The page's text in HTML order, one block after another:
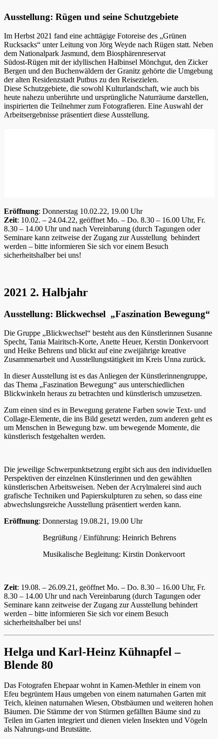
Ausstellung: Rügen und seine Schutzgebiete
Im Herbst 2021 fand eine achttägige Fotoreise des „Grünen
Rucksacks“ unter Leitung von Jörg Weyde nach Rügen statt. Neben
dem Nationalpark Jasmund, dem Biosphärenreservat
Südost-Rügen mit der idyllischen Halbinsel Mönchgut, den Zicker
Bergen und den Buchenwäldern der Granitz gehörte die Umgebung
der alten Residenzstadt Putbus zu den Reisezielen.
Diese Schutzgebiete, die sowohl Kulturlandschaft, wie auch bis
heute nahezu unberührte und ursprüngliche Naturräume darstellen,
inspirierten die Teilnehmer zum Fotografieren. Eine Auswahl der
Arbeitsergebnisse präsentiert diese Ausstellung.
Eröffnung: Donnerstag 10.02.22, 19.00 Uhr
Zeit: 10.02. – 24.04.22, geöffnet Mo. – Do. 8.30 – 16.00 Uhr, Fr.
8.30 – 14.00 Uhr und nach Vereinbarung (durch Tagungen oder
Seminare kann zeitweise der Zugang zur Ausstellung behindert
werden – bitte informieren Sie sich vor einem Besuch
sicherheitshalber bei uns!
2021 2. Halbjahr
Ausstellung: Blickwechsel „Faszination Bewegung“
Die Gruppe „Blickwechsel“ besteht aus den Künstlerinnen Susanne
Specht, Tania Mairitsch-Korte, Anette Heuer, Kerstin Donkervoort
und Heike Behrens und blickt auf eine zweijährige kreative
Zusammenarbeit und Ausstellungstätigkeit im Kreis Unna zurück.
In dieser Ausstellung ist es das Anliegen der Künstlerinnengruppe,
das Thema „Faszination Bewegung“ aus unterschiedlichen
Blickwinkeln heraus zu betrachten und künstlerisch umzusetzen.
Zum einen sind es in Bewegung geratene Farben sowie Text- und
Collage-Elemente, die ins Bild gesetzt werden, zum anderen geht es
um Menschen in Bewegung bzw. um bewegende Momente, die
künstlerisch festgehalten werden.
Die jeweilige Schwerpunktsetzung ergibt sich aus den individuellen
Perspektiven der einzelnen Künstlerinnen und den gewählten
künstlerischen Arbeitsweisen. Neben der Acrylmalerei sind auch
grafische Techniken und Papierskulpturen zu sehen, so dass eine
abwechslungsreiche Ausstellung präsentiert werden kann.
Eröffnung: Donnerstag 19.08.21, 19.00 Uhr
Begrüßung / Einführung: Heinrich Behrens
Musikalische Begleitung: Kirstin Donkervoort
Zeit: 19.08. – 26.09.21, geöffnet Mo. – Do. 8.30 – 16.00 Uhr, Fr.
8.30 – 14.00 Uhr und nach Vereinbarung (durch Tagungen oder
Seminare kann zeitweise der Zugang zur Ausstellung behindert
werden – bitte informieren Sie sich vor einem Besuch
sicherheitshalber bei uns!
Helga und Karl-Heinz Kühnapfel –
Blende 80
Das Fotografen Ehepaar wohnt in Kamen-Methler in einem von
Efeu begrüntem Haus umgeben von einem naturnahen Garten mit
Teich, kleinen naturnahen Wiesen, Obstbäumen und weiteren hohen
Bäumen. Die Stämme der von Stürmen gefällten Bäume sind zu
Teilen im Garten integriert und dienen vielen Insekten und Vögeln
als Nahrungs-und Brutstätte.